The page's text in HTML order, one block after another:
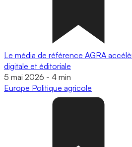
Le média de référence AGRA
digitale et éditoriale
5 mai 2026 - 4 min
Europe Politique agricole